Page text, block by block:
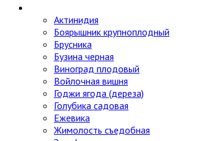
Актинидия
Боярышник крупноплодный
Брусника
Бузина черная
Виноград плодовый
Войлочная вишня
Годжи ягода (дереза)
Голубика садовая
Ежевика
Жимолость съедобная